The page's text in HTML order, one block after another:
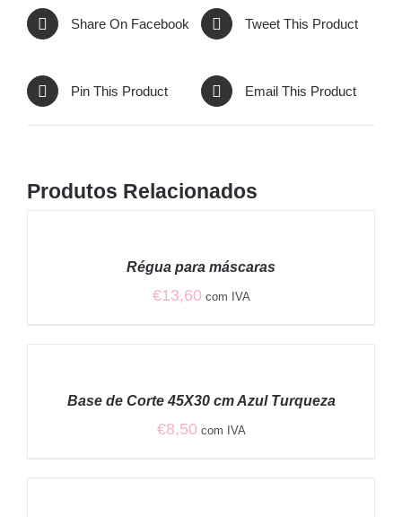
Share On Facebook Tweet This Product
Pin This Product Email This Product
Produtos Relacionados
Régua para máscaras
€13,60 com IVA
DETALHESBase de Corte 45X30 cm Azul Turqueza
€8,50 com IVA